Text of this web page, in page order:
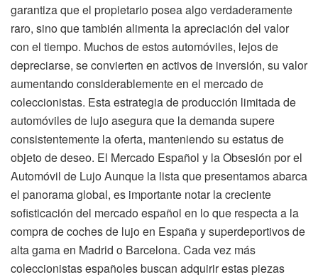
garantiza que el propietario posea algo verdaderamente
raro, sino que también alimenta la apreciación del valor
con el tiempo. Muchos de estos automóviles, lejos de
depreciarse, se convierten en activos de inversión, su valor
aumentando considerablemente en el mercado de
coleccionistas. Esta estrategia de producción limitada de
automóviles de lujo asegura que la demanda supere
consistentemente la oferta, manteniendo su estatus de
objeto de deseo. El Mercado Español y la Obsesión por el
Automóvil de Lujo Aunque la lista que presentamos abarca
el panorama global, es importante notar la creciente
sofisticación del mercado español en lo que respecta a la
compra de coches de lujo en España y superdeportivos de
alta gama en Madrid o Barcelona. Cada vez más
coleccionistas españoles buscan adquirir estas piezas